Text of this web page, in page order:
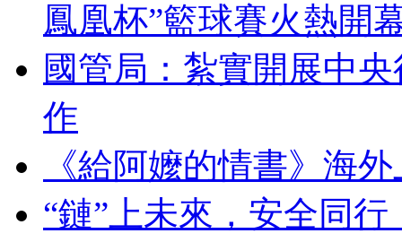
鳳凰杯”籃球賽火熱開
國管局：紮實開展中
作
《給阿嬤的情書》海
“鏈”上未來，安全同